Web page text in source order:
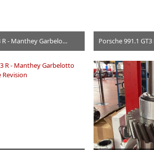
Porsche 991.1 GT3 R - Manthey Garbelotto Motor und Getriebe Revision
24. Juni 2026